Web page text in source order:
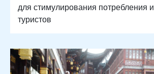
для стимулирования потребления
туристов